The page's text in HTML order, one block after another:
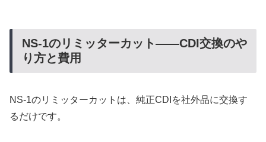
NS-1のリミッターカット——CDI交換のや
り方と費用
NS-1のリミッターカットは、純正CDIを社外品に交換す
るだけです。